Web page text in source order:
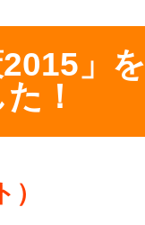
2015」を
！